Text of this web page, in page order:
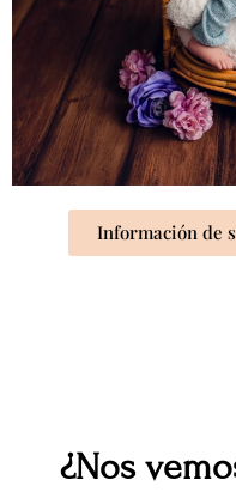
Información de
¿Nos